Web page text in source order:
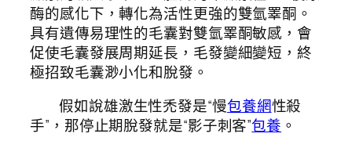
酶的感化下，轉化為活性更強的雙氫睪酮。
具有遺傳易理性的毛囊對雙氫睪酮敏感，會
促使毛囊發展周期延長，毛發變細變短，終
極招致毛囊渺小化和脫發。
假如說雄激生性禿發是“慢包養網性殺
手”，那停止期脫發就是“影子刺客”包養 。